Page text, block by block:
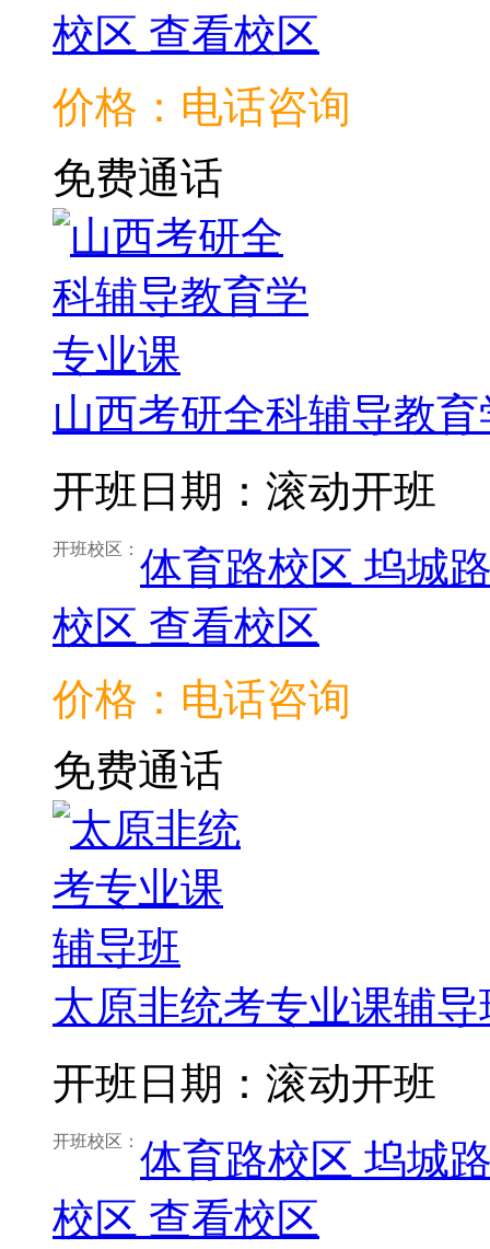
校区 查看校区
价格：电话咨询
免费通话
山西考研全科辅导教
开班日期：滚动开班
开班校区： 体育路校区 坞城
校区 查看校区
价格：电话咨询
免费通话
太原非统考专业课辅导
开班日期：滚动开班
开班校区： 体育路校区 坞城
校区 查看校区